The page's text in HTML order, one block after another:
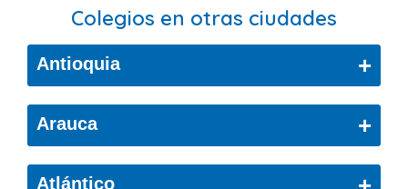
Colegios en otras ciudades
Antioquia +
Bello
Arauca +
Arauca
Atlántico